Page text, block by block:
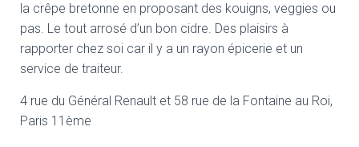
la crêpe bretonne en proposant des kouigns, veggies ou
pas. Le tout arrosé d’un bon cidre. Des plaisirs à
rapporter chez soi car il y a un rayon épicerie et un
service de traiteur.
4 rue du Général Renault et 58 rue de la Fontaine au Roi,
Paris 11ème